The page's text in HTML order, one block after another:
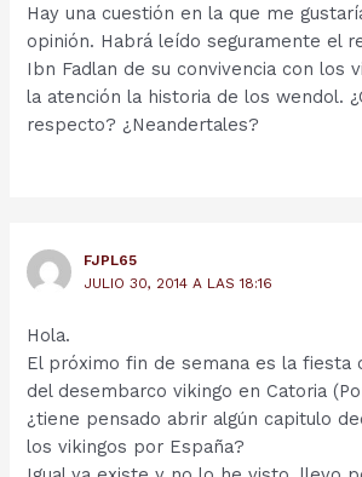
Hay una cuestión en la que me
opinión. Habrá leído seguramente el
Ibn Fadlan de su convivencia con los
la atención la historia de los wendol.
respecto? ¿Neandertales?
FJPL65
JULIO 30, 2014 A LAS 18:16
Hola.
El próximo fin de semana es la fiesta
del desembarco vikingo en Catoria
¿tiene pensado abrir algún capitulo
los vikingos por España?